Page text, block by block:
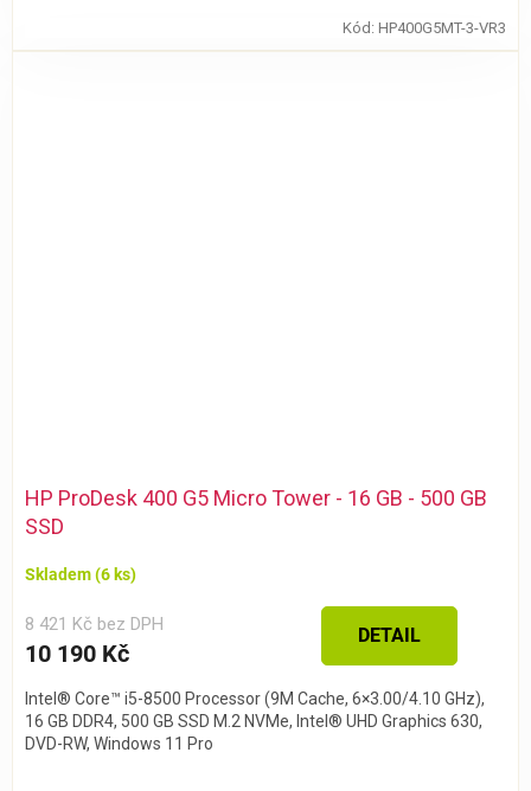
Kód: HP400G5MT-3-VR3
HP ProDesk 400 G5 Micro Tower - 16 GB - 500 GB
SSD
Skladem(6 ks)
8 421 Kč bez DPH
10 190 Kč
DETAIL
Intel® Core™ i5-8500 Processor (9M Cache, 6×3.00/4.10 GHz),
16 GB DDR4, 500 GB SSD M.2 NVMe, Intel® UHD Graphics 630,
DVD-RW, Windows 11 Pro